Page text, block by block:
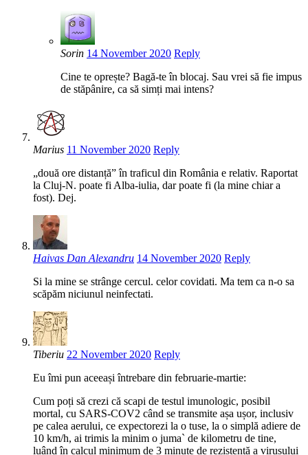
Sorin 14 November 2020 Reply
Cine te oprește? Bagă-te în blocaj. Sau vrei să fie impus
de stăpânire, ca să simți mai intens?
Marius 11 November 2020 Reply
„două ore distanță” în traficul din România e relativ. Raportat
la Cluj-N. poate fi Alba-iulia, dar poate fi (la mine chiar a
fost). Dej.
Haivas Dan Alexandru 14 November 2020 Reply
Si la mine se strânge cercul. celor covidati. Ma tem ca n-o sa
scăpăm niciunul neinfectati.
Tiberiu 22 November 2020 Reply
Eu îmi pun aceeași întrebare din februarie-martie:
Cum poți să crezi că scapi de testul imunologic, posibil
mortal, cu SARS-COV2 când se transmite așa ușor, inclusiv
pe calea aerului, ce expectorezi la o tuse, la o simplă adiere de
10 km/h, ai trimis la minim o juma` de kilometru de tine,
luând în calcul minimum de 3 minute de rezistență a virusului